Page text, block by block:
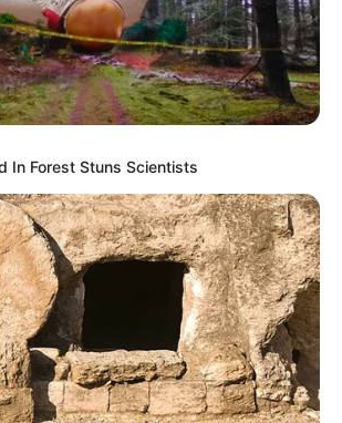
You– dengan
(2021)
Mong, feat. Penomeco (2020)
– dengan Stella Jang (2019)
In Forest Stuns Scientists